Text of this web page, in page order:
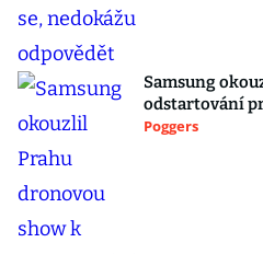
Samsung
odstartování
Poggers